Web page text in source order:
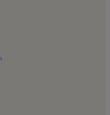
– Glockenspiel
München